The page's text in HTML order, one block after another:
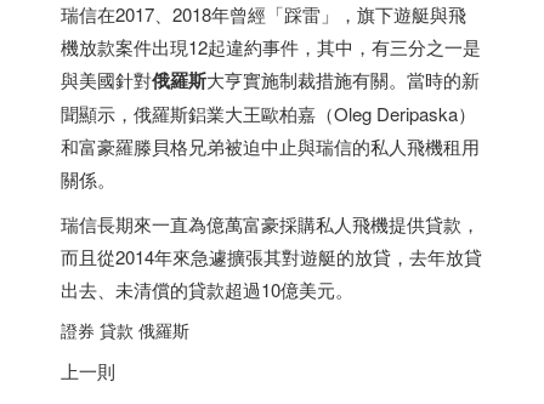
瑞信在2017、2018年曾經「踩雷」，旗下遊艇與飛
機放款案件出現12起違約事件，其中，有三分之一是
與美國針對俄羅斯大亨實施制裁措施有關。當時的新
聞顯示，俄羅斯鋁業大王歐柏嘉（Oleg Deripaska）
和富豪羅滕貝格兄弟被迫中止與瑞信的私人飛機租用
關係。
瑞信長期來一直為億萬富豪採購私人飛機提供貸款，
而且從2014年來急遽擴張其對遊艇的放貸，去年放貸
出去、未清償的貸款超過10億美元。
證券 貸款 俄羅斯
上一則